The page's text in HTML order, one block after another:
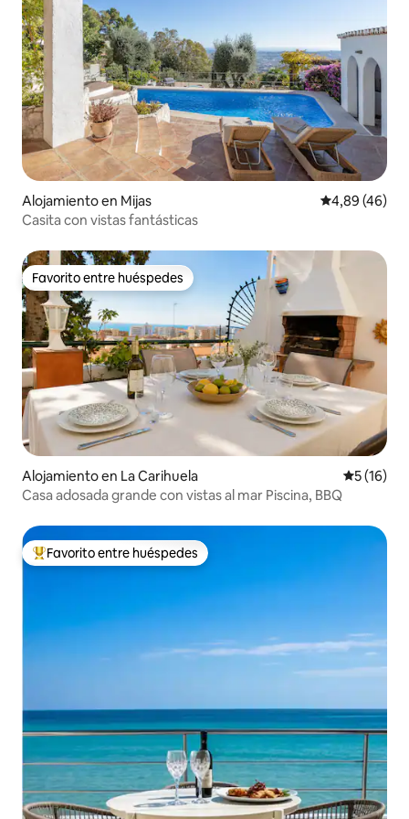
Alojamiento en Mijas Calificación
4,89 (46)
Casita con vistas fantásticas
Favorito entre huéspedes
Favorito entre huéspedes
Alojamiento en La Carihuela
5 (16)
Casa adosada grande con vistas al mar Piscina, BBQ
Favorito entre los huéspedes más destacados
Favorito entre huéspedes